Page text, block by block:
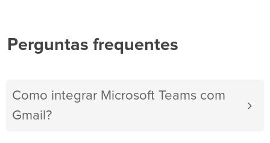
Perguntas frequentes
Como integrar Microsoft Teams com
Gmail?